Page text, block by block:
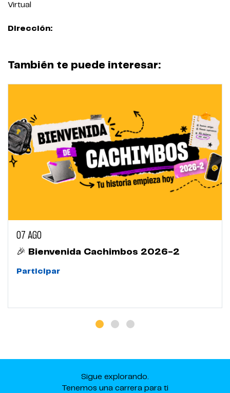
Virtual
Dirección:
También te puede interesar:
07 AGO
🎉 Bienvenida Cachimbos 2026-2
Participar
Sigue explorando.
Tenemos una carrera para ti